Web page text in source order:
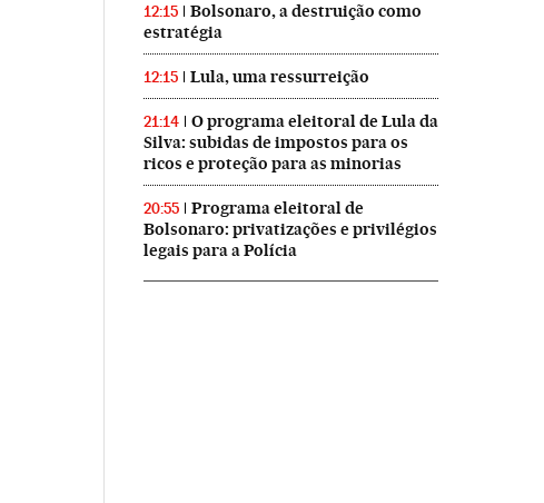
12:15
Bolsonaro, a destruição como
estratégia
12:15 Lula, uma ressurreição
21:14
O programa eleitoral de Lula da
Silva: subidas de impostos para os
ricos e proteção para as minorias
20:55
Programa eleitoral de
Bolsonaro: privatizações e privilégios
legais para a Polícia